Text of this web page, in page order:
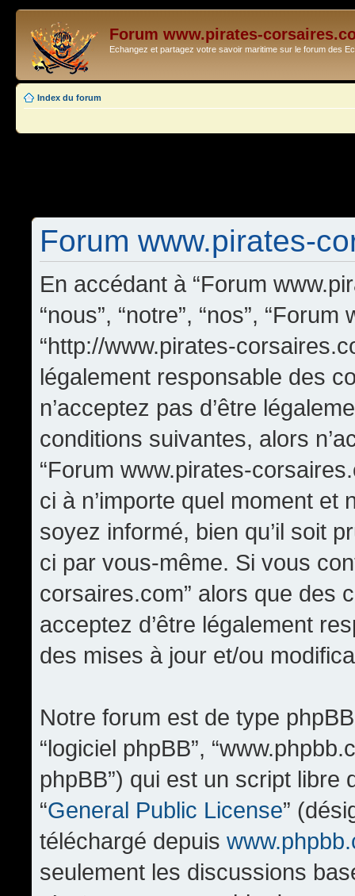
Forum www.pirates-
Echangez et partagez votre savoir maritime sur le forum des
Index du forum
Forum www.pirates-
En accédant à “Forum
“nous”, “notre”, “nos”,
“http://www.pirates-
légalement responsable des
n’acceptez pas d’être
conditions suivantes, alors
“Forum www.pirates-
ci à n’importe quel moment
soyez informé, bien qu’il soit
ci par vous-même. Si vous
corsaires.com” alors que des
acceptez d’être légalement
des mises à jour et/ou
Notre forum est de type phpBB
“logiciel phpBB”,
phpBB”) qui est un script
“General Public License”
téléchargé depuis
seulement les discussions